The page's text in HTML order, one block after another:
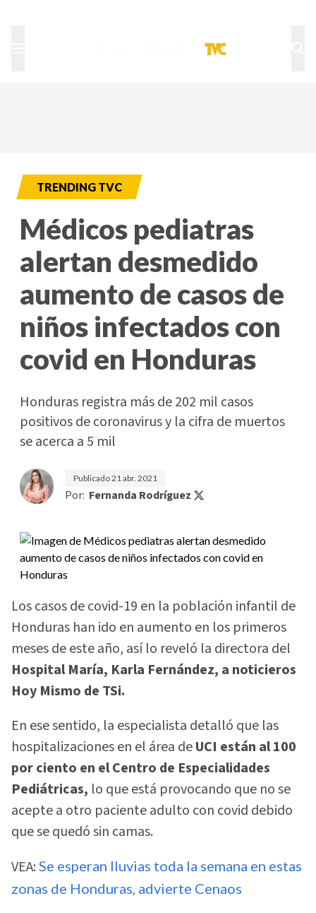
TRENDING TVC
Médicos pediatras
alertan desmedido
aumento de casos de
niños infectados con
covid en Honduras
Honduras registra más de 202 mil casos
positivos de coronavirus y la cifra de muertos
se acerca a 5 mil
Publicado21 abr. 2021
Por: Fernanda Rodríguez
Los casos de covid-19 en la población infantil de
Honduras han ido en aumento en los primeros
meses de este año, así lo reveló la directora del
Hospital María, Karla Fernández, a noticieros
Hoy Mismo de TSi.
En ese sentido, la especialista detalló que las
hospitalizaciones en el área deUCI están al 100
por ciento en el Centro de Especialidades
Pediátricas, lo que está provocando que no se
acepte a otro paciente adulto con covid debido
que se quedó sin camas.
VEA: Se esperan lluvias toda la semana en estas
zonas de Honduras, advierte Cenaos